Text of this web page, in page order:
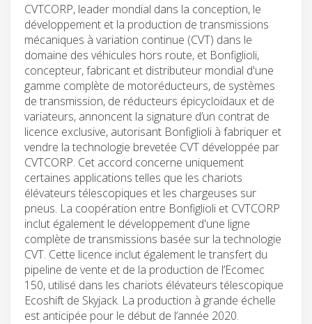
CVTCORP, leader mondial dans la conception, le
développement et la production de transmissions
mécaniques à variation continue (CVT) dans le
domaine des véhicules hors route, et Bonfiglioli,
concepteur, fabricant et distributeur mondial d'une
gamme complète de motoréducteurs, de systèmes
de transmission, de réducteurs épicycloïdaux et de
variateurs, annoncent la signature d’un contrat de
licence exclusive, autorisant Bonfiglioli à fabriquer et
vendre la technologie brevetée CVT développée par
CVTCORP. Cet accord concerne uniquement
certaines applications telles que les chariots
élévateurs télescopiques et les chargeuses sur
pneus. La coopération entre Bonfiglioli et CVTCORP
inclut également le développement d'une ligne
complète de transmissions basée sur la technologie
CVT. Cette licence inclut également le transfert du
pipeline de vente et de la production de l’Ecomec
150, utilisé dans les chariots élévateurs télescopique
Ecoshift de Skyjack. La production à grande échelle
est anticipée pour le début de l’année 2020.